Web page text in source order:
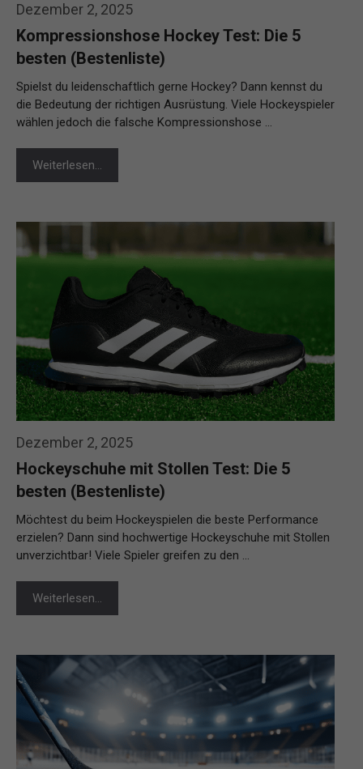
Dezember 2, 2025
Kompressionshose Hockey Test: Die 5
besten (Bestenliste)
Spielst du leidenschaftlich gerne Hockey? Dann kennst du
die Bedeutung der richtigen Ausrüstung. Viele Hockeyspieler
wählen jedoch die falsche Kompressionshose …
Weiterlesen…
Dezember 2, 2025
Hockeyschuhe mit Stollen Test: Die 5
besten (Bestenliste)
Möchtest du beim Hockeyspielen die beste Performance
erzielen? Dann sind hochwertige Hockeyschuhe mit Stollen
unverzichtbar! Viele Spieler greifen zu den …
Weiterlesen…